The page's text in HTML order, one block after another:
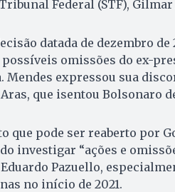
Federal (STF),
datada de dezembro
omissões do ex-
Mendes expressou sua
Aras, que isentou Bolsonaro
que pode ser reaberto por
investigar “ações e
Pazuello,
no início de 2021.